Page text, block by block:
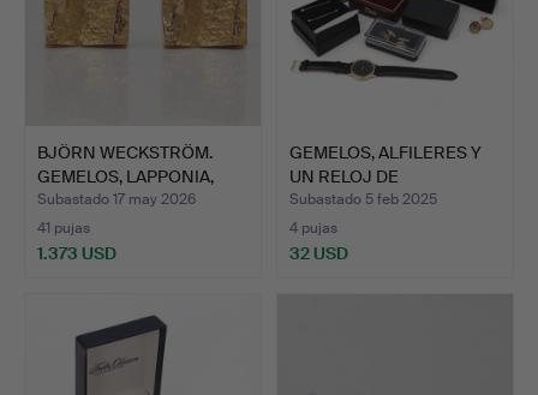
Kalmar
BJÖRN WECKSTRÖM.
GEMELOS, LAPPONIA,
ORO 14…
Subastado 17 may 2026
41 pujas
1.373 USD
GEMELOS, ALFILERES Y
UN RELOJ DE
PULSERA/C…
Subastado 5 feb 2025
4 pujas
32 USD